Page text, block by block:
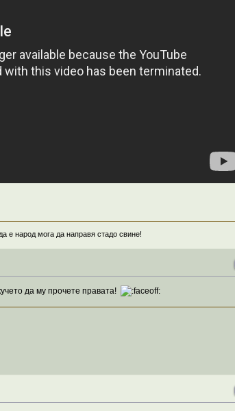
е народ мога да направя стадо свине!
да му прочете правата!